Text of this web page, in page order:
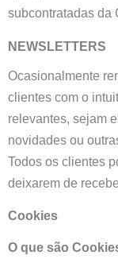
subcontratadas da
NEWSLETTERS
Ocasionalmente
clientes com o
relevantes, sejam
novidades ou
Todos os clientes
deixarem de
Cookies
O que são